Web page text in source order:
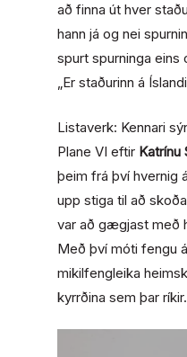
að finna út hver
hann já og nei
spurt spurninga eins
„Er staðurinn á
Listaverk: Kennari
Plane VI eftir Katrínu
þeim frá því hvernig
upp stiga til að
var að gægjast með
Með því móti fengu
mikilfengleika
kyrrðina sem þar ríkir.